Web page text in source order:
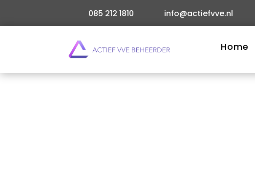
085 212 1810 info@actiefvve.nl
Home